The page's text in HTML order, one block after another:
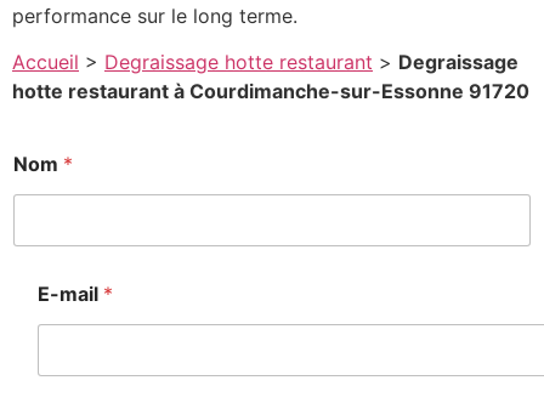
performance sur le long terme.
Accueil > Degraissage hotte restaurant > Degraissage
hotte restaurant à Courdimanche-sur-Essonne 91720
Nom *
E-mail *